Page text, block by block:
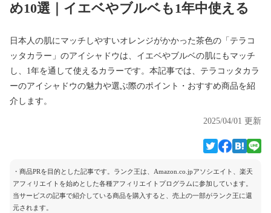
め10選｜イエベやブルベも1年中使える
日本人の肌にマッチしやすいオレンジがかかった茶色の「テラコ
ッタカラー」のアイシャドウは、イエベやブルベの肌にもマッチ
し、1年を通して使えるカラーです。本記事では、テラコッタカラ
ーのアイシャドウの魅力や選ぶ際のポイント・おすすめ商品を紹
介します。
2025/04/01 更新
・商品PRを目的とした記事です。ランク王は、Amazon.co.jpアソシエイト、楽天
アフィリエイトを始めとした各種アフィリエイトプログラムに参加しています。
当サービスの記事で紹介している商品を購入すると、売上の一部がランク王に還
元されます。